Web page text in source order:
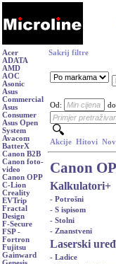
Acer
ADATA
AMD
AOC
Asonic
Asus
Commercial
Asus
Consumer
Asus Open
System
Avacom
BatterX
Canon B2B
Canon foto-
video
Canon OPP
C-Lion
Creality
EVTrip
Fractal
Design
F-Secure
FSP -
Fortron
Fujitsu
Gainward
Sakrij filtre
Od:
Akcije Hitovi
Canon
Kalkulatori+
- Potrošni
- S ispisom
- Stolni
- Znanstveni
Laserski
- Ladice